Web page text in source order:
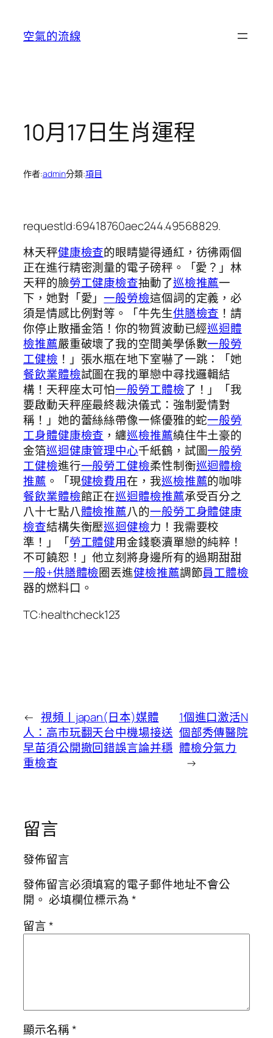
空氣的流線
10月17日生肖運程
作者:admin分類:項目
requestId:69418760aec244.49568829.
林天秤健康檢查的眼睛變得通紅，彷彿兩個
正在進行精密測量的電子磅秤。「愛？」林
天秤的臉勞工健康檢查抽動了巡檢推薦一
下，她對「愛」一般勞檢這個詞的定義，必
須是情感比例對等。「牛先生供膳檢查 ！請
你停止散播金箔！你的物質波動已經巡迴體
檢推薦嚴重破壞了我的空間美學係數一般勞
工健檢 ！」張水瓶在地下室嚇了一跳：「她
餐飲業體檢試圖在我的單戀中尋找邏輯結
構！天秤座太可怕一般勞工體檢了！」「我
要啟動天秤座最終裁決儀式：強制愛情對
稱！」她的蕾絲絲帶像一條優雅的蛇一般勞
工身體健康檢查 ，纏巡檢推薦繞住牛土豪的
金箔巡迴健康管理中心千紙鶴，試圖一般勞
工健檢進行一般勞工健檢柔性制衡巡迴體檢
推薦 。「現健檢費用在，我巡檢推薦的咖啡
餐飲業體檢館正在巡迴體檢推薦承受百分之
八十七點八體檢推薦八的一般勞工身體健康
檢查結構失衡壓巡迴健檢力！我需要校
準！」「勞工體健用金錢褻瀆單戀的純粹！
不可饒恕！」他立刻將身邊所有的過期甜甜
一般+供膳體檢圈丟進健檢推薦調節員工體檢
器的燃料口。
TC:healthcheck123
← 視頻丨japan(日本)媒體
人：高市玩翻天台中機場接送
早苗須公開撤回錯誤言論并穩
重檢查
1個進口激活N
個部秀傳醫院
體檢分氣力
→
留言
發佈留言
發佈留言必須填寫的電子郵件地址不會公
開。 必填欄位標示為*
留言*
顯示名稱*